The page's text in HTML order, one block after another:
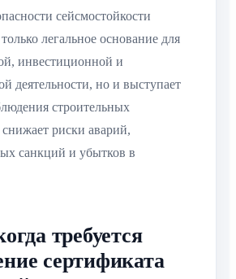
сейсмостойкости
легальное основание для
инвестиционной и
деятельности, но и выступает
строительных
риски аварий,
санкций и убытков в
требуется
сертификата